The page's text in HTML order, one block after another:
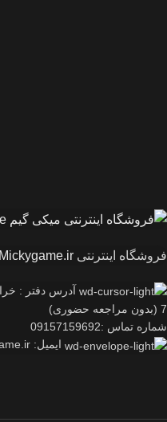
فروشگاه اینترنتی
7 (بدون مراجعه حضوری)
شماره تماس :09157159692
ایمیل: info@mickygame.ir